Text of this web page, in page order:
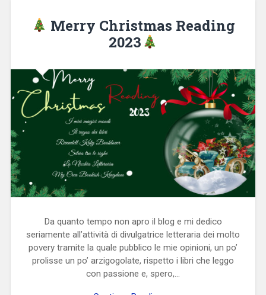
Merry Christmas Reading
2023
Da quanto tempo non apro il blog e mi dedico
seriamente all’attività di divulgatrice letteraria dei molto
povery tramite la quale pubblico le mie opinioni, un po’
prolisse un po’ arzigogolate, rispetto i libri che leggo
con passione e, spero,…